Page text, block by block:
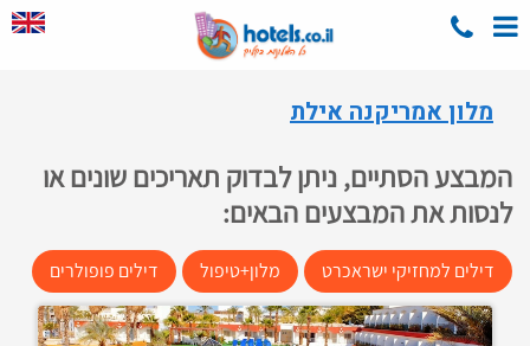
מלון אמריקנה אילת
המבצע הסתיים, ניתן לבדוק תאריכים שונים או
לנסות את המבצעים הבאים:
דילים למחזיקי ישראכרט מלון+טיפול דילים פופולרים